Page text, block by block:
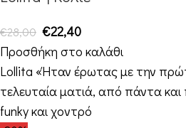
€28,00 €22,40
Προσθήκη στο καλάθι
Lollita «Ήταν έρωτας με την
τελευταία ματιά, από πάντα
funky και χοντρό